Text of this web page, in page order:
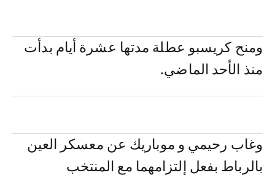
ومنح كريسبو عطلة مدتها عشرة أيام بدأت
منذ الأحد الماضي.
وغاب رحيمي و موباريك عن معسكر العين
بالرباط بفعل إلتزامهما مع المنتخب